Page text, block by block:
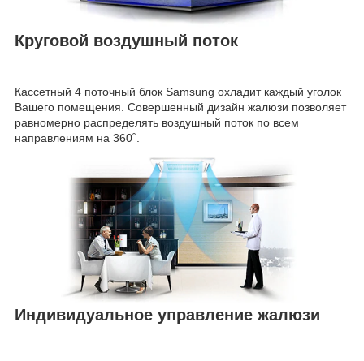
Круговой воздушный поток
Кассетный 4 поточный блок Samsung охладит каждый уголок
Вашего помещения. Совершенный дизайн жалюзи позволяет
равномерно распределять воздушный поток по всем
направлениям на 360˚.
Индивидуальное управление жалюзи